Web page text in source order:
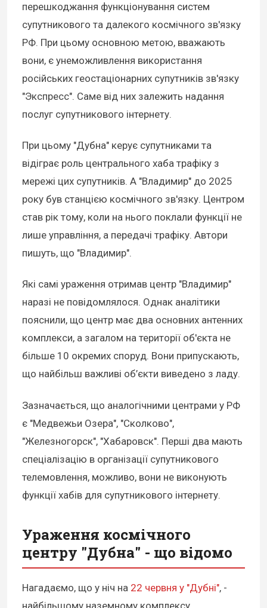
перешкоджання функціонування систем
супутникового та далекого космічного зв'язку
РФ. При цьому основною метою, вважають
вони, є унеможливлення використання
російських геостаціонарних супутників зв'язку
"Экспресс". Саме від них залежить надання
послуг супутникового інтернету.
При цьому "Дубна" керує супутниками та
відіграє роль центрального хаба трафіку з
мережі цих супутників. А "Владимир" до 2025
року був станцією космічного зв'язку. Центром
став рік тому, коли на нього поклали функції не
лише управління, а передачі трафіку. Автори
пишуть, що "Владимир".
Які самі ураження отримав центр "Владимир"
наразі не повідомлялося. Однак аналітики
пояснили, що центр має два основних антенних
комплекси, а загалом на території об'єкта не
більше 10 окремих споруд. Вони припускають,
що найбільш важливі об’єкти виведено з ладу.
Зазначається, що аналогічними центрами у РФ
є "Медвежьи Озера", "Сколково",
"Железногорск", "Хабаровск". Перші два мають
спеціалізацію в організації супутникового
телемовлення, можливо, вони не виконують
функції хабів для супутникового інтернету.
Ураження космічного
центру "Дубна" - що відомо
Нагадаємо, що у ніч на 22 червня у "Дубні", -
найбільшому наземному комплексу